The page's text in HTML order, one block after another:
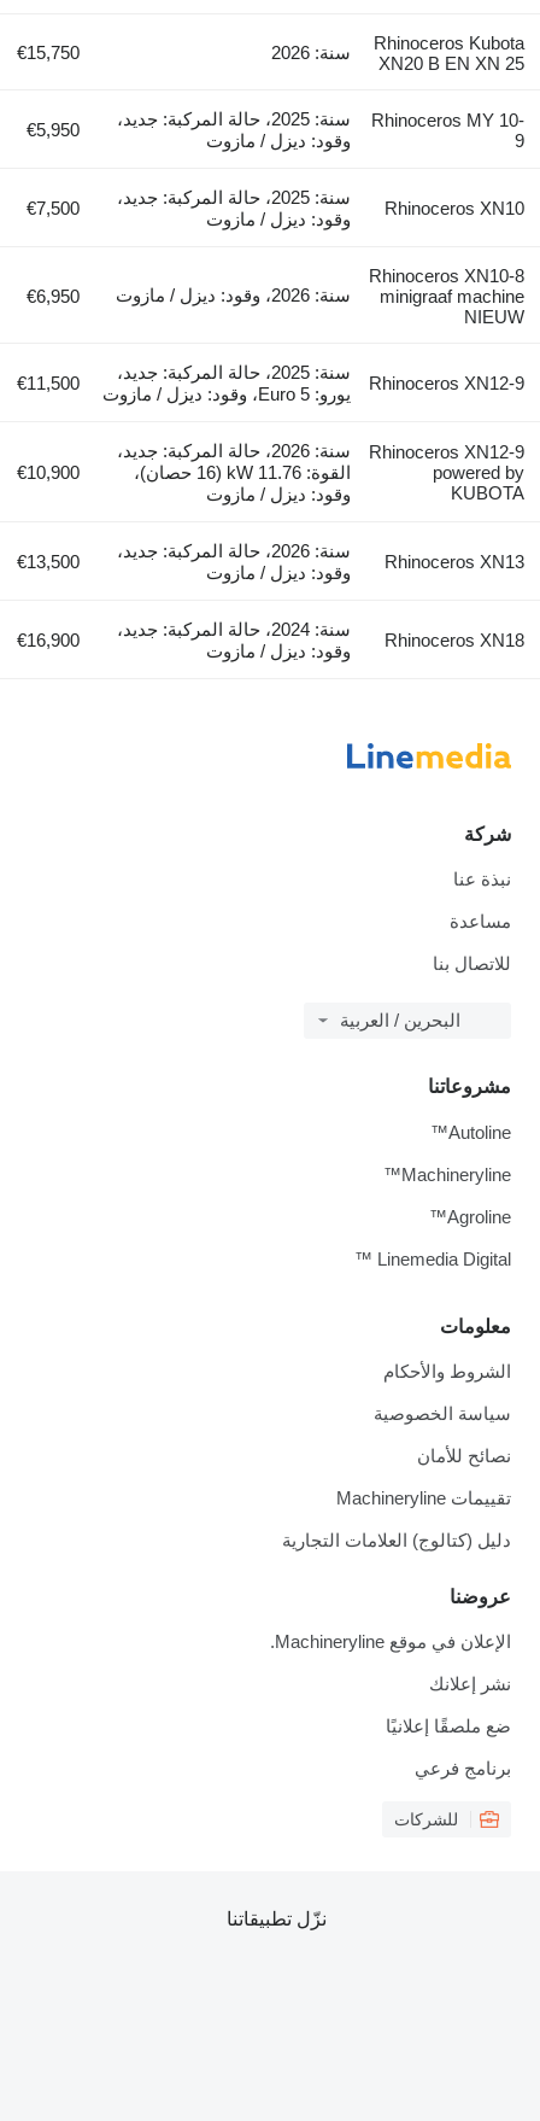
Rhinoceros Kubota
XN20 B EN XN 25
سنة: 2026 €15,750
Rhinoceros MY 10-
سنة: 2025، حالة المركبة: جديد،
وقود: ديزل / مازوت
€5,950
Rhinoceros XN10
سنة: 2025، حالة المركبة: جديد،
وقود: ديزل / مازوت
€7,500
Rhinoceros XN10-8
minigraaf machine
NIEUW
سنة: 2026، وقود: ديزل / مازوت €6,950
Rhinoceros XN12-9
سنة: 2025، حالة المركبة: جديد،
يورو: Euro 5، وقود: ديزل / مازوت
€11,500
Rhinoceros XN12-9
powered by
KUBOTA
سنة: 2026، حالة المركبة: جديد،
القوة: 11.76 kW (16 حصان)،
وقود: ديزل / مازوت
€10,900
Rhinoceros XN13
سنة: 2026، حالة المركبة: جديد،
وقود: ديزل / مازوت
€13,500
Rhinoceros XN18
سنة: 2024، حالة المركبة: جديد،
وقود: ديزل / مازوت
€16,900
شركة
نبذة عنا
مساعدة
للاتصال بنا
البحرين / العربية
معلومات
الشروط والأحكام
سياسة الخصوصية
نصائح للأمان
تقييمات Machineryline
دليل (كتالوج) العلامات التجارية
عروضنا
الإعلان في موقع Machineryline.
نشر إعلانك
ضع ملصقًا إعلانيًا
برنامج فرعي
للشركات
مشروعاتنا
Autoline™
Machineryline™
Agroline™
Linemedia Digital ™
نزّل تطبيقاتنا